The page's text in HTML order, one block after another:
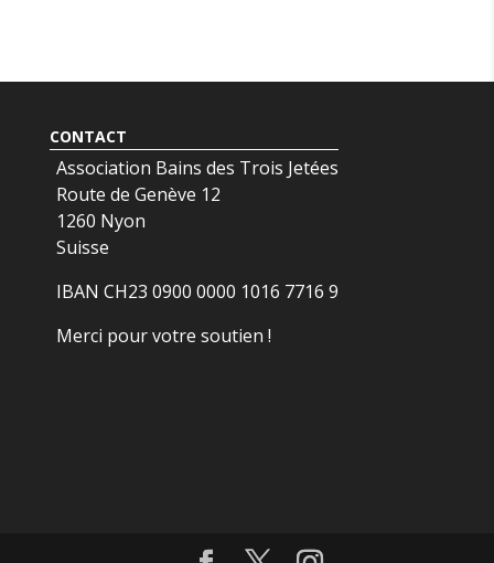
CONTACT
Association Bains des Trois Jetées
Route de Genève 12
1260 Nyon
Suisse
IBAN CH23 0900 0000 1016 7716 9
Merci pour votre soutien !